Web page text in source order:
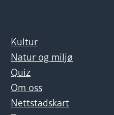
Kultur
Natur og miljø
Quiz
Om oss
Nettstadskart